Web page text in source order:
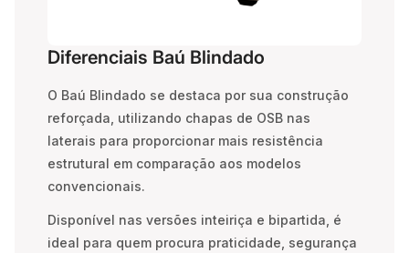
Diferenciais Baú Blindado
O Baú Blindado se destaca por sua construção
reforçada, utilizando chapas de OSB nas
laterais para proporcionar mais resistência
estrutural em comparação aos modelos
convencionais.
Disponível nas versões inteiriça e bipartida, é
ideal para quem procura praticidade, segurança